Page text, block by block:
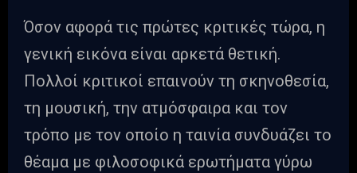
Όσον αφορά τις πρώτες κριτικές τώρα, η
γενική εικόνα είναι αρκετά θετική.
Πολλοί κριτικοί επαινούν τη σκηνοθεσία,
τη μουσική, την ατμόσφαιρα και τον
τρόπο με τον οποίο η ταινία συνδυάζει το
θέαμα με φιλοσοφικά ερωτήματα γύρω